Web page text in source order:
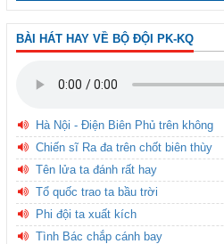
BÀI HÁT HAY VỀ BỘ ĐỘI PK-KQ
Hà Nội - Điện Biên Phủ trên không
Chiến sĩ Ra đa trên chốt biên thùy
Tên lửa ta đánh rất hay
Tổ quốc trao ta bầu trời
Phi đội ta xuất kích
Tình Bác chắp cánh bay